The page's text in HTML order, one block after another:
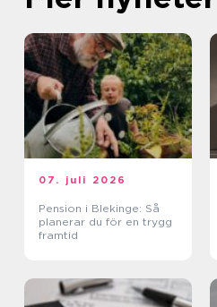
07. juli 2026
Pension i Blekinge: Så
planerar du för en trygg
framtid